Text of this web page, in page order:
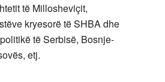
të Millosheviçit,
kryesorë të SHBA dhe
të Serbisë, Bosnje-
etj.